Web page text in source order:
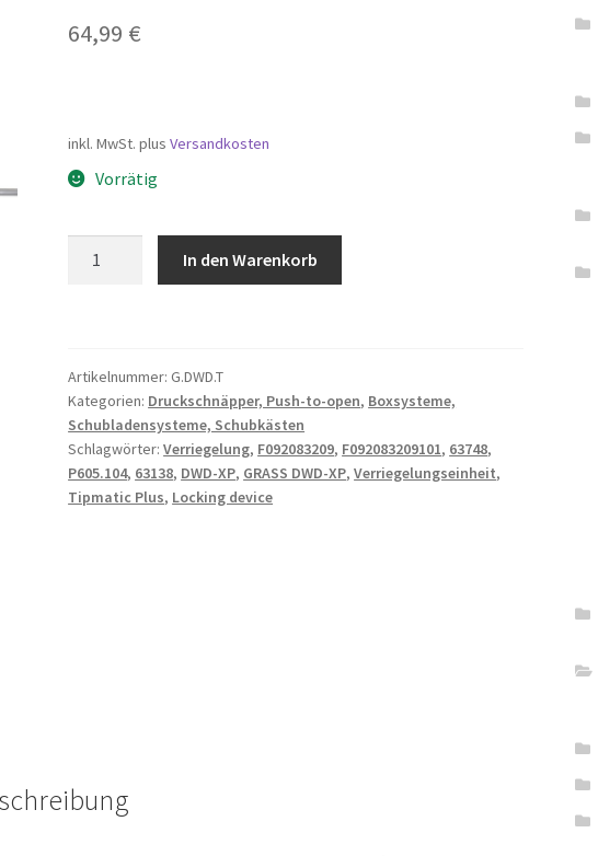
64,99 €
inkl. MwSt. plusVersandkosten
Vorrätig
für
die
Führungsschienen
GRASS
DWD-
In den Warenkorb
Artikelnummer:G.DWD.T
Kategorien: Druckschnäpper, Push-to-open, Boxsysteme,
Schubladensysteme, Schubkästen
Schlagwörter:Verriegelung, F092083209, F092083209101, 63748,
P605.104, 63138, DWD-XP, GRASS DWD-XP,Verriegelungseinheit,
Tipmatic Plus, Locking device